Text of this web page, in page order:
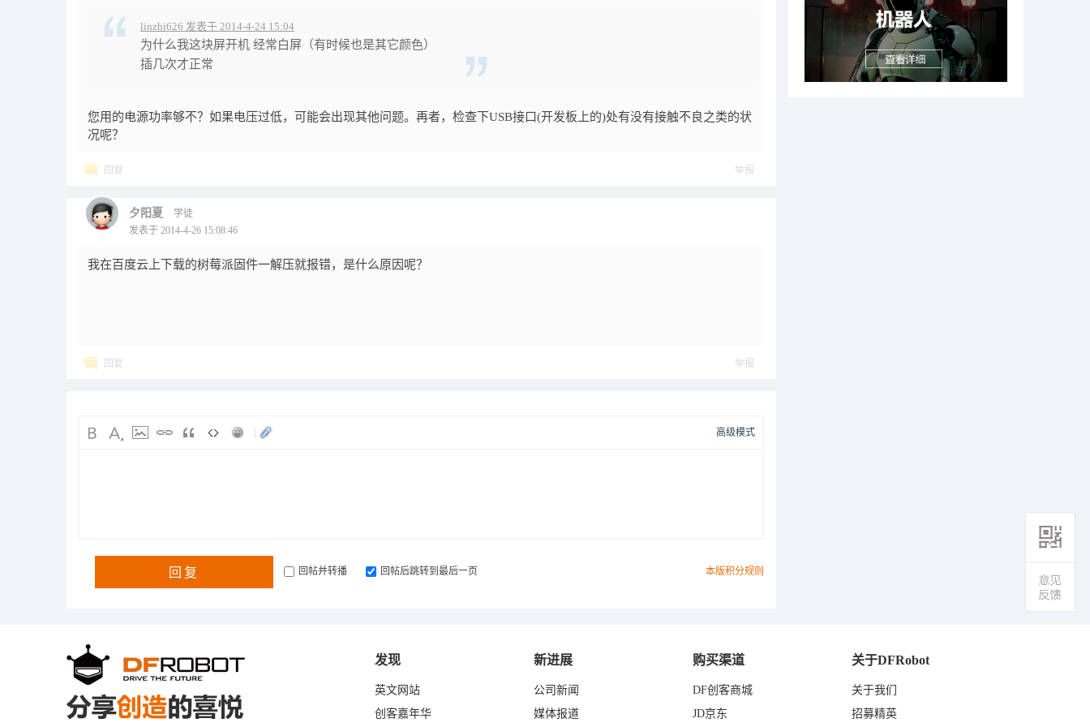
linzhi626 发表于 2014-4-24 15:04
为什么我这块屏开机 经常白屏（有时候也是其它颜色）
插几次才正常
您用的电源功率够不？如果电压过低，可能会出现其他问题。再者，检查下USB接口(开发板上的)处有没有接触不良之类的状
况呢？
回复 举报
夕阳夏
学徒
发表于 2014-4-26 15:08:46
我在百度云上下载的树莓派固件一解压就报错，是什么原因呢？
回复 举报
高级模式
本版积分规则
回复 回帖并转播 回帖后跳转到最后一页
发现
英文网站
创客嘉年华
新进展
公司新闻
媒体报道
购买渠道
DF创客商城
JD京东
关于DFRobot
关于我们
招募精英